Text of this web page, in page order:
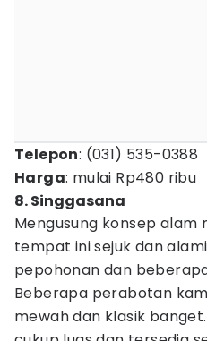
Telepon: (031) 535-0388
Harga: mulai Rp480 ribu
8. Singgasana
Mengusung konsep alam
tempat ini sejuk dan
pepohonan dan
Beberapa perabotan
mewah dan klasik